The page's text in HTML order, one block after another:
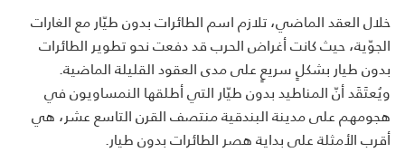
خلال العقد الماضي، تلازم اسم الطائرات بدون طيّار مع الغارات
الجوّية، حيث كانت أغراض الحرب قد دفعت نحو تطوير الطائرات
بدون طيار بشكلٍ سريعٍ على مدى العقود القليلة الماضية.
ويُعتَقَد أنّ المناطيد بدون طيّار التي أطلقها النمساويون في
هجومهم على مدينة البندقية منتصف القرن التاسع عشر، هي
أقرب الأمثلة على بداية هصر الطائرات بدون طيار.